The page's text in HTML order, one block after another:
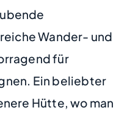
Wander- und
für
Ein beliebter
Hütte, wo man